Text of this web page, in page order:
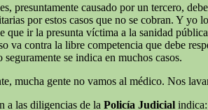
presuntamente causado por un tercero,
por estos casos que no se cobran. Y
ir la presunta víctima a la sanidad
va contra la libre competencia que debe
se indica en muchos casos.
mucha gente no vamos al médico. Nos
a las diligencias de la Policía Judicial indica: